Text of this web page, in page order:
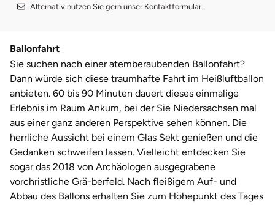
Alternativ nutzen Sie gern unser Kontaktformular.
Ballonfahrt
Sie suchen nach einer atemberaubenden Ballonfahrt?
Dann würde sich diese traumhafte Fahrt im Heißluftballon
anbieten. 60 bis 90 Minuten dauert dieses einmalige
Erlebnis im Raum Ankum, bei der Sie Niedersachsen mal
aus einer ganz anderen Perspektive sehen können. Die
herrliche Aussicht bei einem Glas Sekt genießen und die
Gedanken schweifen lassen. Vielleicht entdecken Sie
sogar das 2018 von Archäologen ausgegrabene
vorchristliche Grä-berfeld. Nach fleißigem Auf- und
Abbau des Ballons erhalten Sie zum Höhepunkt des Tages
Cottbus
Darmstadt
Deggendorf
Dessau
Dietzenbach
Sömmerda
Weimar
sächsische Schweiz